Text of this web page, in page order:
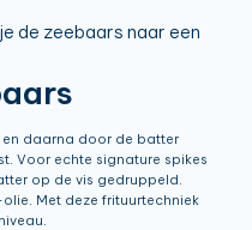
de zeebaars naar een
daarna door de batter
Voor echte signature spikes
op de vis gedruppeld.
Met deze frituurtechniek